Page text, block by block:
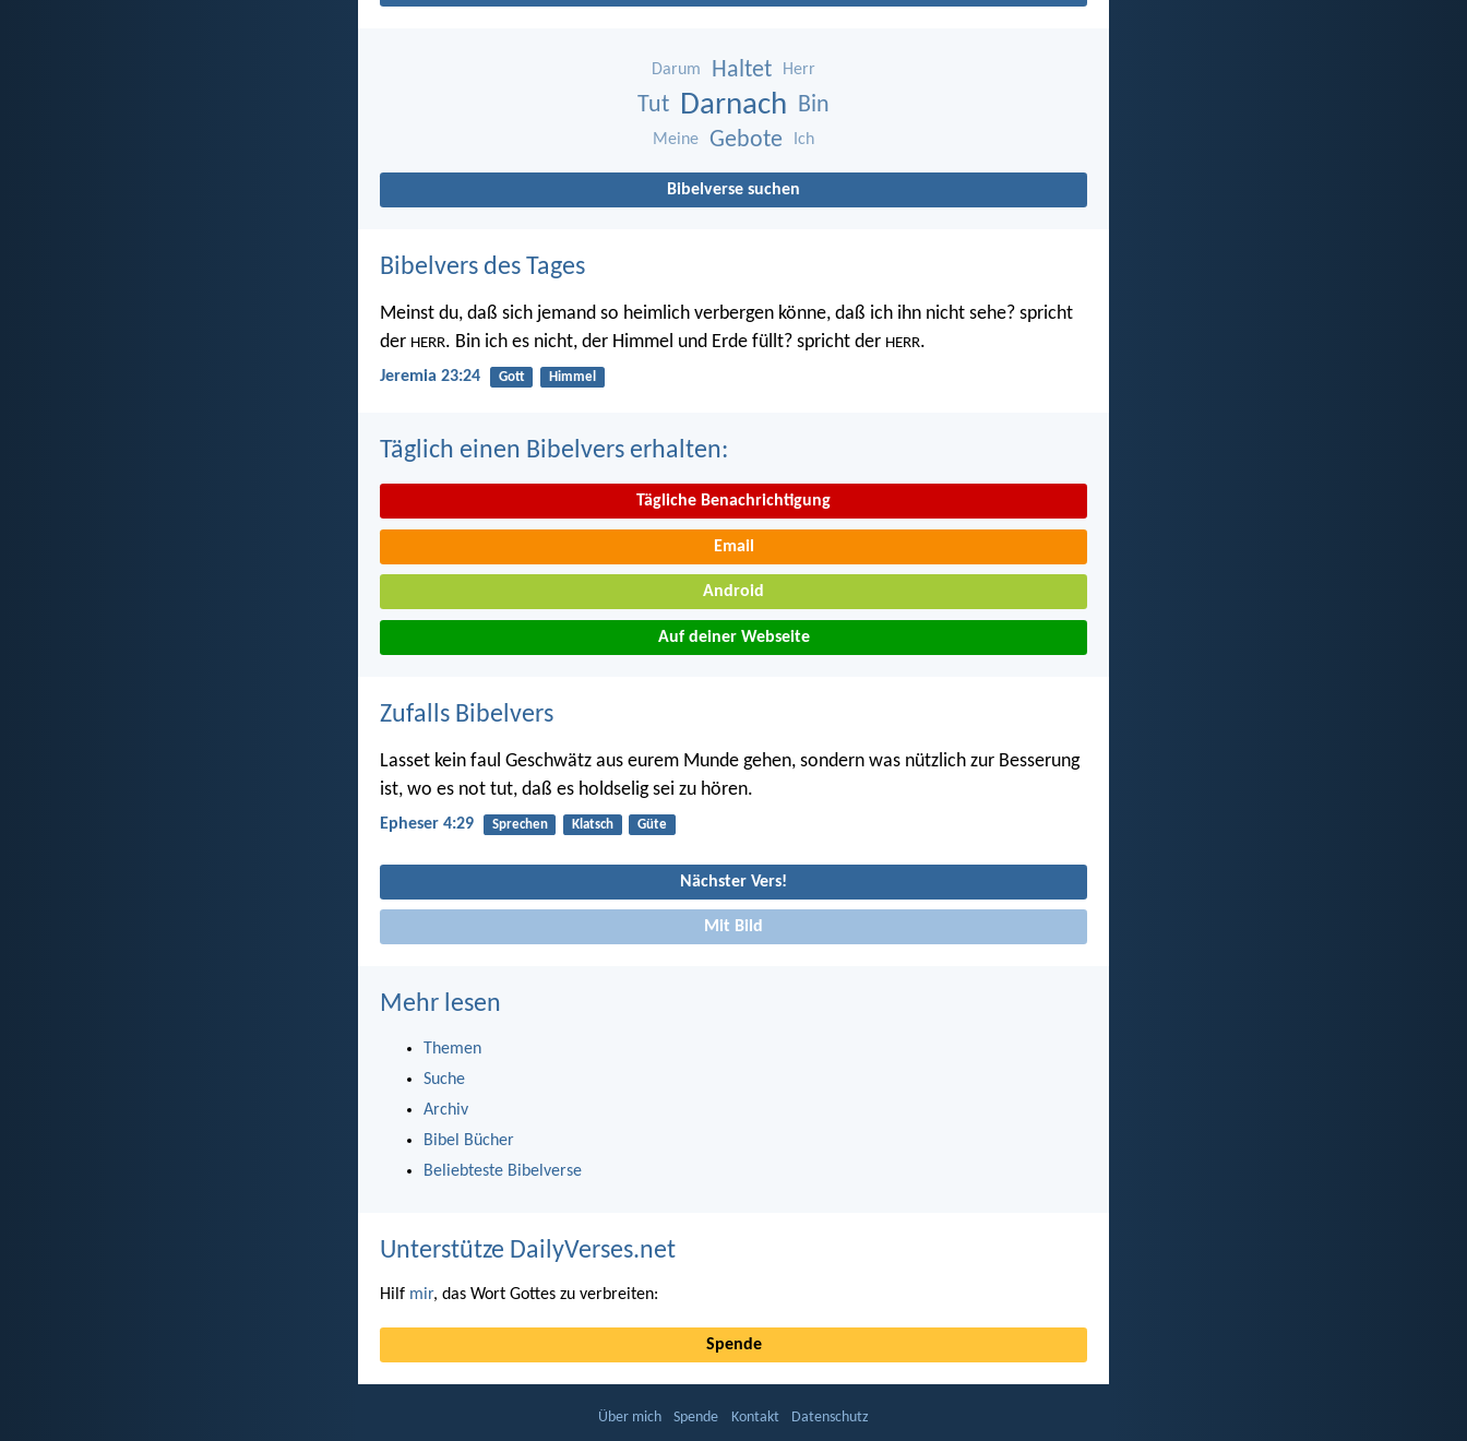
Darum Haltet Herr
Tut Darnach Bin
Meine Gebote Ich
Bibelverse suchen
Bibelvers des Tages
Meinst du, daß sich jemand so heimlich verbergen könne, daß ich ihn nicht sehe? spricht
der HERR. Bin ich es nicht, der Himmel und Erde füllt? spricht der HERR.
Jeremia 23:24 Gott Himmel
Täglich einen Bibelvers erhalten:
Tägliche Benachrichtigung
Email
Android
Auf deiner Webseite
Zufalls Bibelvers
Lasset kein faul Geschwätz aus eurem Munde gehen, sondern was nützlich zur Besserung
ist, wo es not tut, daß es holdselig sei zu hören.
Epheser 4:29 Sprechen Klatsch Güte
Nächster Vers!
Mit Bild
Mehr lesen
Themen
Suche
Archiv
Bibel Bücher
Beliebteste Bibelverse
Unterstütze DailyVerses.net
Hilf mir, das Wort Gottes zu verbreiten:
Spende
Über mich Spende Kontakt Datenschutz